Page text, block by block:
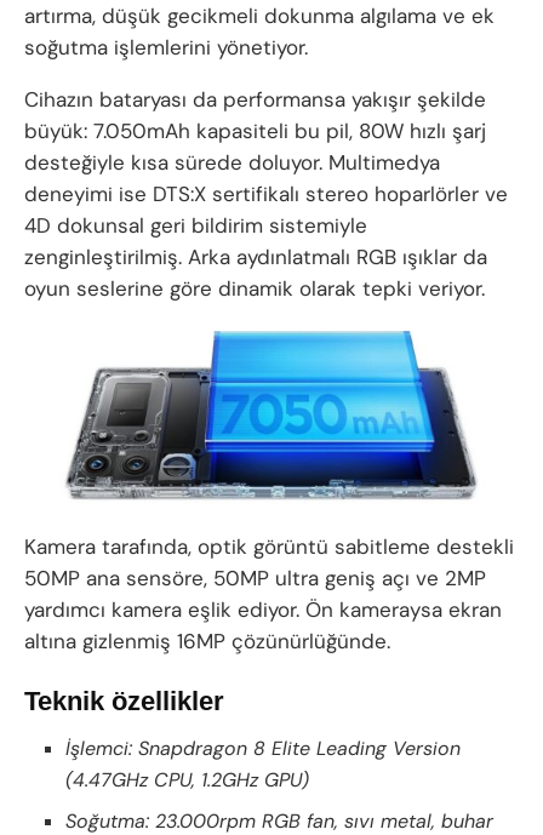
artırma, düşük gecikmeli dokunma algılama ve ek
soğutma işlemlerini yönetiyor.
Cihazın bataryası da performansa yakışır şekilde
büyük: 7.050mAh kapasiteli bu pil, 80W hızlı şarj
desteğiyle kısa sürede doluyor. Multimedya
deneyimi ise DTS:X sertifikalı stereo hoparlörler ve
4D dokunsal geri bildirim sistemiyle
zenginleştirilmiş. Arka aydınlatmalı RGB ışıklar da
oyun seslerine göre dinamik olarak tepki veriyor.
Kamera tarafında, optik görüntü sabitleme destekli
50MP ana sensöre, 50MP ultra geniş açı ve 2MP
yardımcı kamera eşlik ediyor. Ön kameraysa ekran
altına gizlenmiş 16MP çözünürlüğünde.
Teknik özellikler
İşlemci: Snapdragon 8 Elite Leading Version
(4.47GHz CPU, 1.2GHz GPU)
Soğutma: 23.000rpm RGB fan, sıvı metal, buhar